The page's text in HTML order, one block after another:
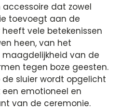
accessoire dat zowel
toevoegt aan de
vele betekenissen
heen, van het
van de
tegen boze geesten.​
sluier wordt opgelicht
emotioneel en
van de ceremonie.​